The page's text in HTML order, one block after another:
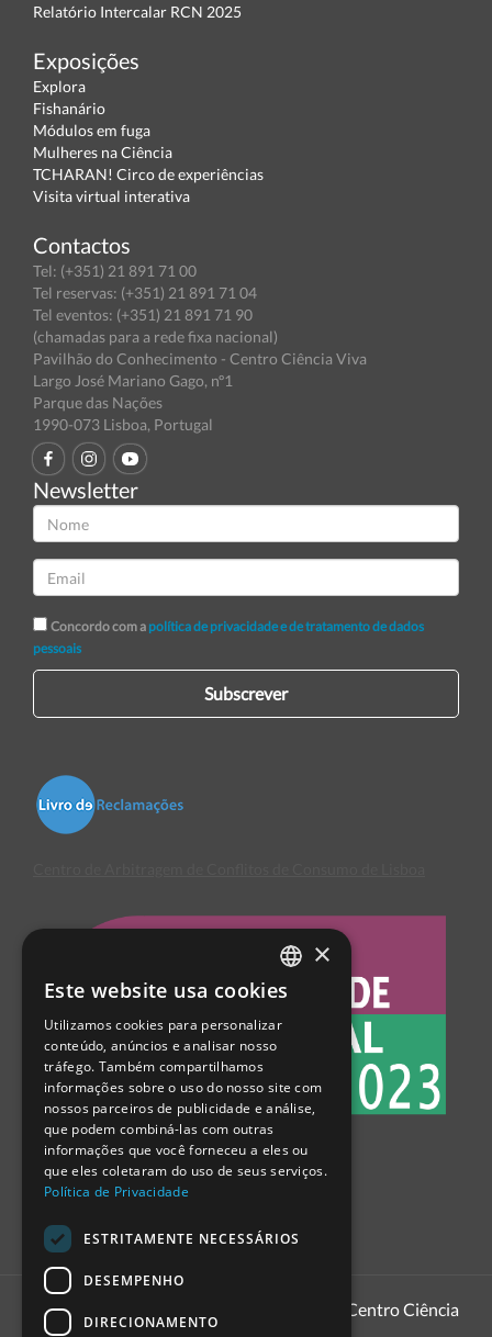
Relatório Intercalar RCN 2025
Exposições
Explora
Fishanário
Módulos em fuga
Mulheres na Ciência
TCHARAN! Circo de experiências
Visita virtual interativa
Contactos
Tel: (+351) 21 891 71 00
Tel reservas: (+351) 21 891 71 04
Tel eventos: (+351) 21 891 71 90
(chamadas para a rede fixa nacional)
Pavilhão do Conhecimento - Centro Ciência Viva
Largo José Mariano Gago, nº1
Parque das Nações
1990-073 Lisboa, Portugal
Newsletter
Concordo com a política de privacidade e de tratamento de dados
pessoais
Subscrever
1999 - 2026
Pavilhão do Conhecimento | Centro Ciência
PORTUGUESE
ENGLISH
SPANISH
×
Este website usa cookies
Utilizamos cookies para personalizar
conteúdo, anúncios e analisar nosso
tráfego. Também compartilhamos
informações sobre o uso do nosso site com
nossos parceiros de publicidade e análise,
que podem combiná-las com outras
informações que você forneceu a eles ou
que eles coletaram do uso de seus serviços.
Política de Privacidade
ESTRITAMENTE NECESSÁRIOS
DESEMPENHO
DIRECIONAMENTO